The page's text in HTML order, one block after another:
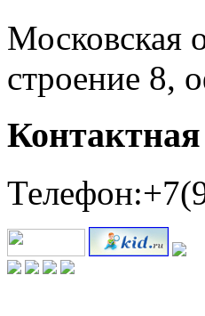
Московская
строение 8,